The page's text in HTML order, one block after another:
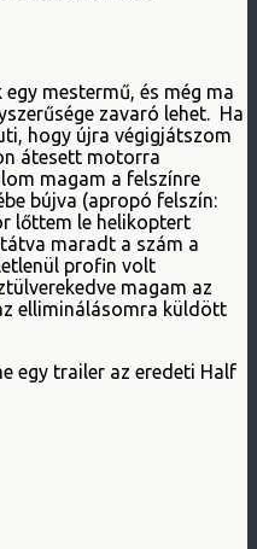
mestermű, és még ma
zavaró lehet. Ha
hogy újra végigjátszom
átesett motorra
magam a felszínre
bújva (apropó felszín:
lőttem le helikoptert
maradt a szám a
profin volt
magam az
elliminálásomra küldött
egy trailer az eredeti Half